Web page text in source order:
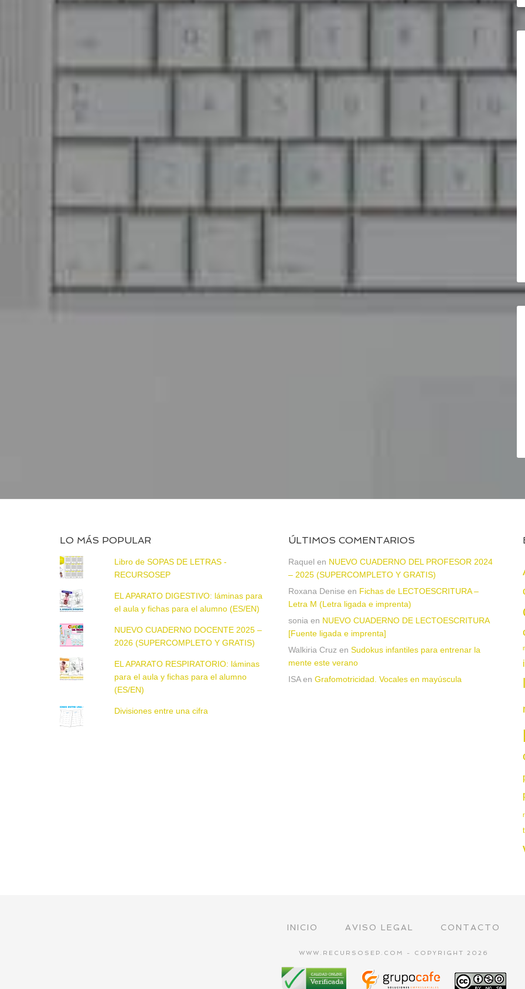
LO MÁS POPULAR
Libro de SOPAS DE LETRAS -
RECURSOSEP
EL APARATO DIGESTIVO: láminas para
el aula y fichas para el alumno (ES/EN)
NUEVO CUADERNO DOCENTE 2025 –
2026 (SUPERCOMPLETO Y GRATIS)
EL APARATO RESPIRATORIO: láminas
para el aula y fichas para el alumno
(ES/EN)
Divisiones entre una cifra
ÚLTIMOS COMENTARIOS
Raquel en NUEVO CUADERNO DEL PROFESOR 2024
– 2025 (SUPERCOMPLETO Y GRATIS)
Roxana Denise en Fichas de LECTOESCRITURA –
Letra M (Letra ligada e imprenta)
sonia en NUEVO CUADERNO DE LECTOESCRITURA
[Fuente ligada e imprenta]
Walkiria Cruz en Sudokus infantiles para entrenar la
mente este verano
ISAen Grafomotricidad. Vocales en mayúscula
INICIO AVISO LEGAL CONTACTO
WWW.RECURSOSEP.COM - COPYRIGHT 2026